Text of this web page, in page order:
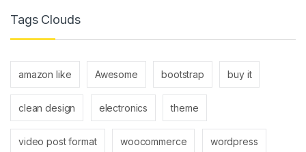
Tags Clouds
amazon like Awesome bootstrap buy it
clean design electronics theme
video post format woocommerce wordpress